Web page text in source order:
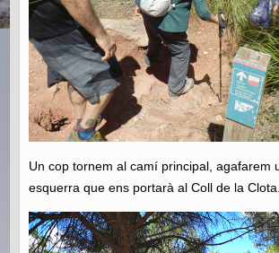
Un cop tornem al camí principal, agafarem
esquerra que ens portarà al Coll de la Clota.